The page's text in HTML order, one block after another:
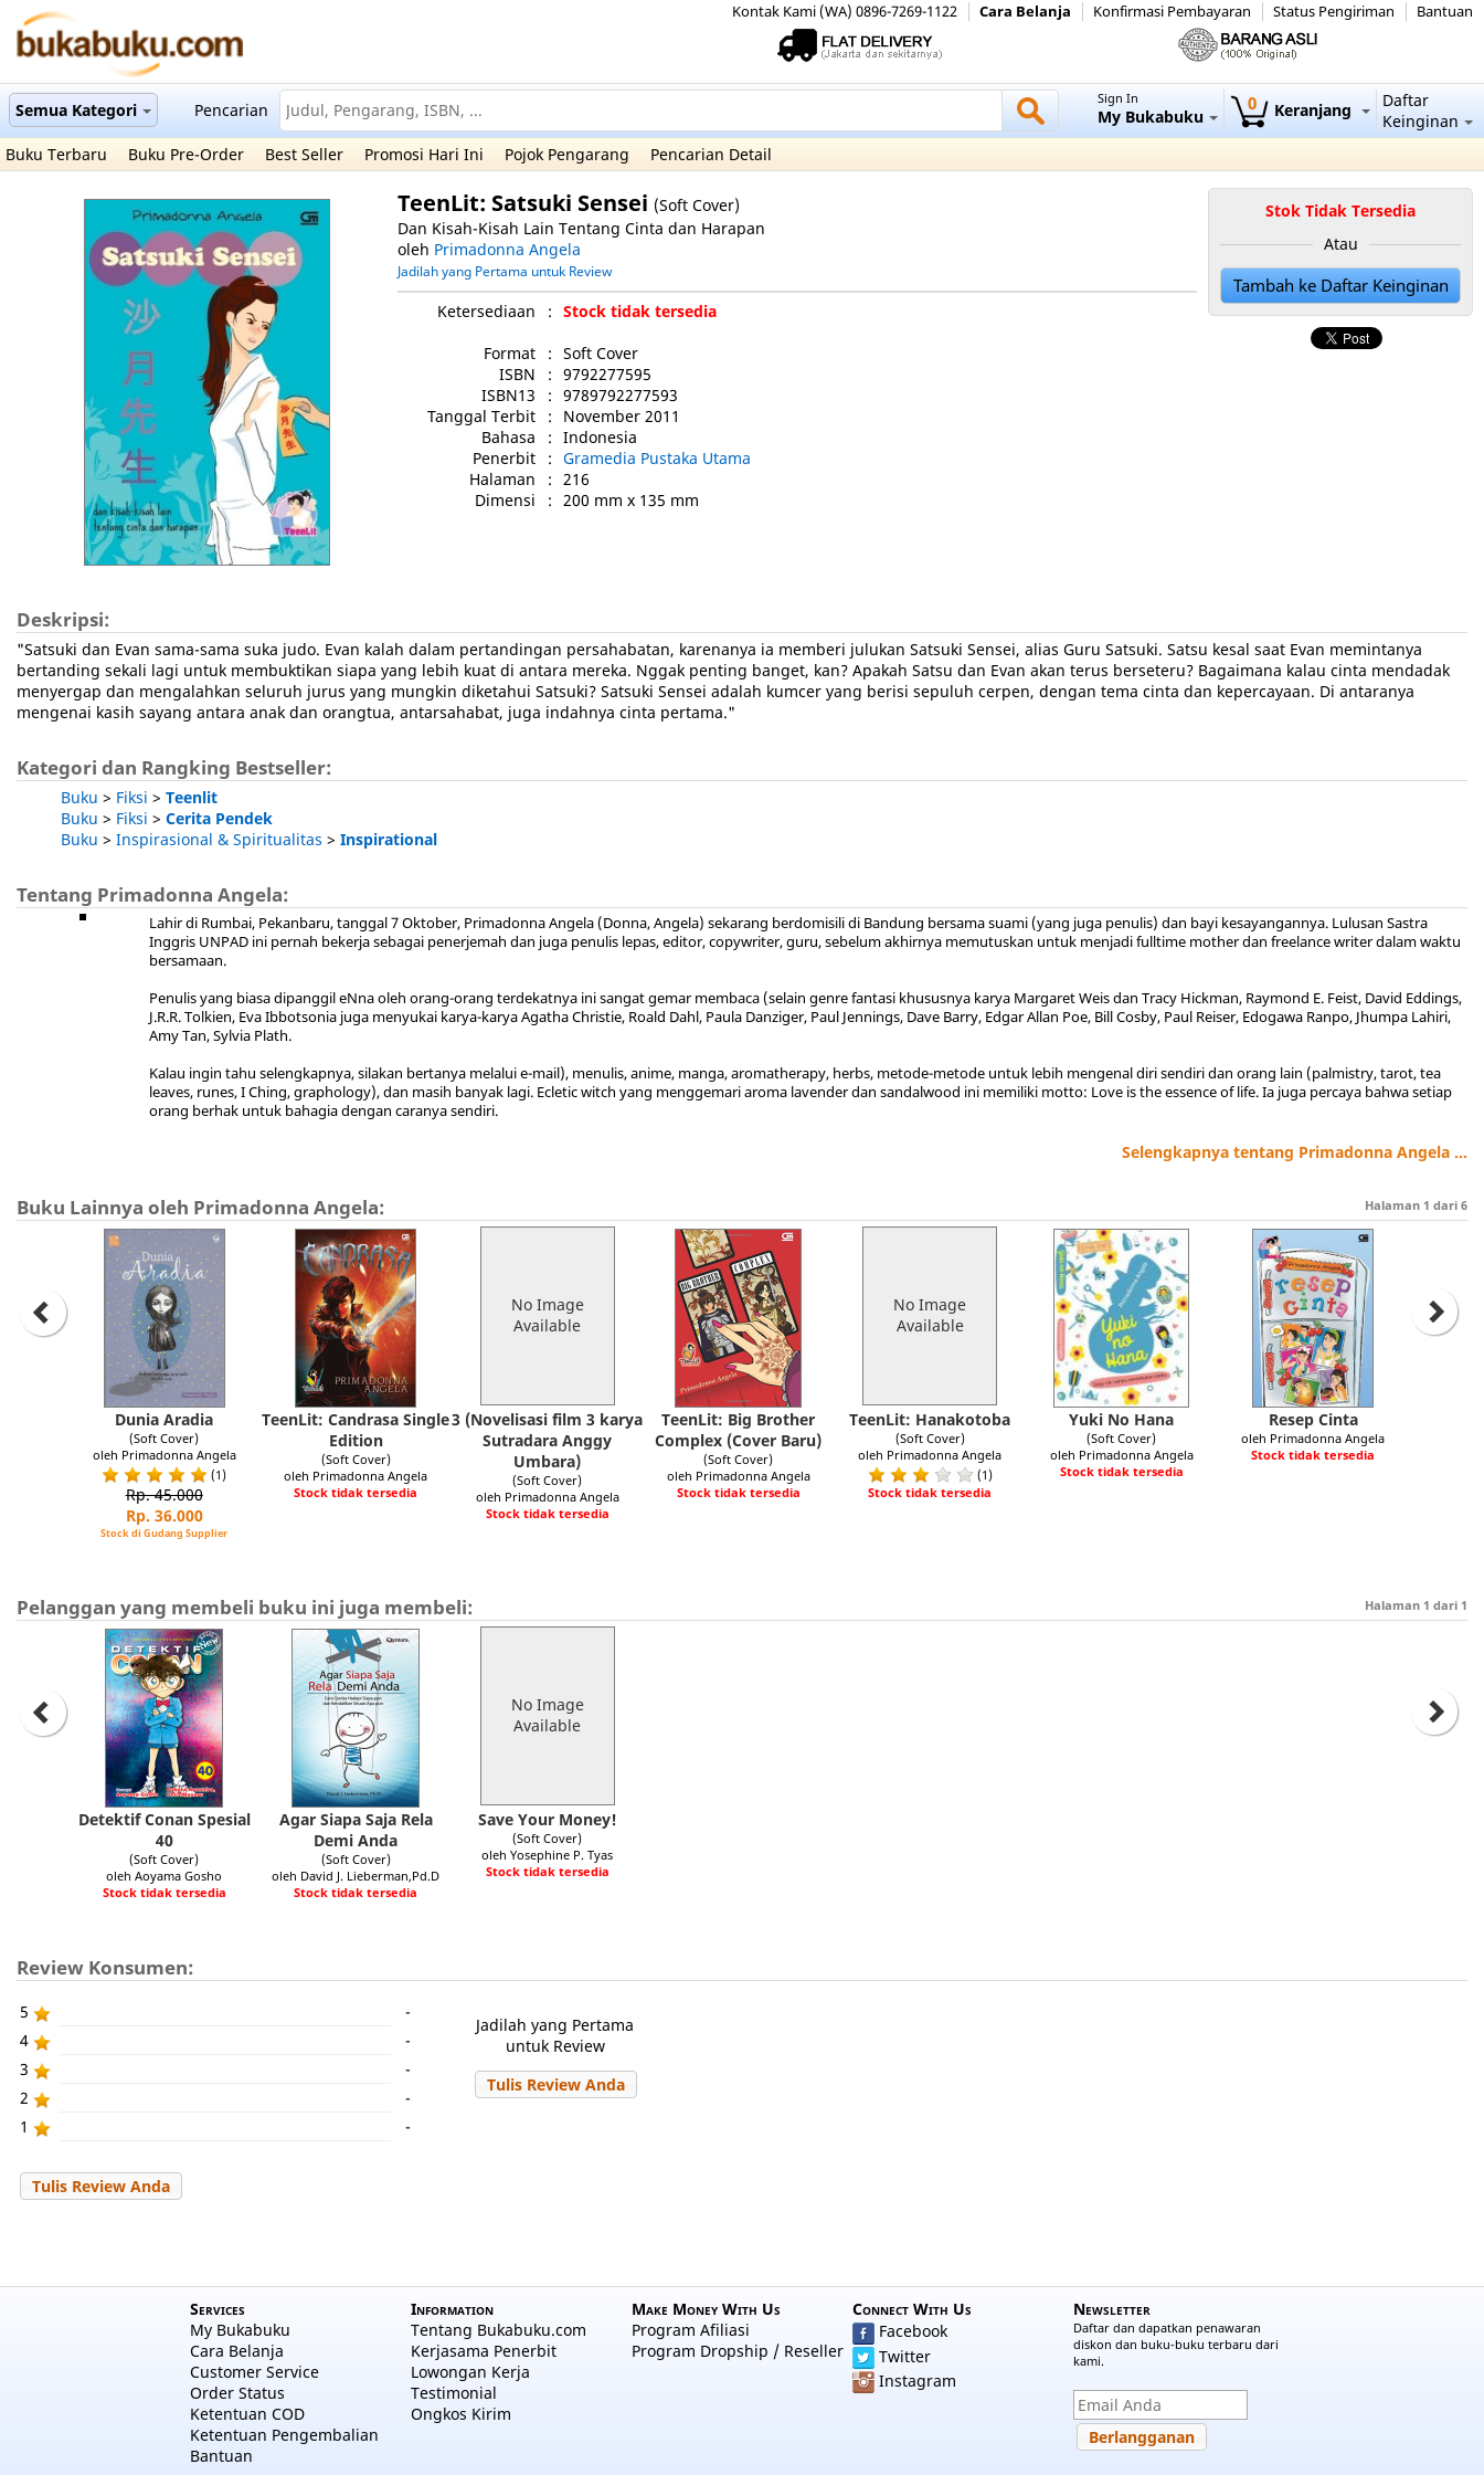
Kontak Kami (WA) 0896-7269-1122 Cara Belanja Konfirmasi Pembayaran Status Pengiriman Bantuan
Semua Kategori
Daftar
Keinginan
Pencarian 0 Keranjang
Sign In
My Bukabuku
Buku Terbaru
Buku Pre-Order Best Seller Promosi Hari Ini Pojok Pengarang Pencarian Detail
Stok Tidak Tersedia
Atau
Tambah ke Daftar Keinginan
TeenLit: Satsuki Sensei (Soft Cover)
Dan Kisah-Kisah Lain Tentang Cinta dan Harapan
oleh Primadonna Angela
Jadilah yang Pertama untuk Review
Ketersediaan : Stock tidak tersedia
Format
: Soft Cover
ISBN
: 9792277595
ISBN13
: 9789792277593
Tanggal Terbit
:
November 2011
Bahasa
: Indonesia
Penerbit
: Gramedia Pustaka Utama
Halaman
: 216
Dimensi
: 200 mm x 135 mm
Deskripsi:
"Satsuki dan Evan sama-sama suka judo. Evan kalah dalam pertandingan persahabatan, karenanya ia memberi julukan Satsuki Sensei, alias Guru Satsuki. Satsu kesal saat Evan memintanya
bertanding sekali lagi untuk membuktikan siapa yang lebih kuat di antara mereka. Nggak penting banget, kan? Apakah Satsu dan Evan akan terus berseteru? Bagaimana kalau cinta mendadak
menyergap dan mengalahkan seluruh jurus yang mungkin diketahui Satsuki? Satsuki Sensei adalah kumcer yang berisi sepuluh cerpen, dengan tema cinta dan kepercayaan. Di antaranya
mengenai kasih sayang antara anak dan orangtua, antarsahabat, juga indahnya cinta pertama."
Kategori dan Rangking Bestseller:
Buku > Fiksi > Teenlit
Buku > Fiksi > Cerita Pendek
Buku > Inspirasional & Spiritualitas > Inspirational
Tentang Primadonna Angela:
Lahir di Rumbai, Pekanbaru, tanggal 7 Oktober, Primadonna Angela (Donna, Angela) sekarang berdomisili di Bandung bersama suami (yang juga penulis) dan bayi kesayangannya. Lulusan Sastra
Inggris UNPAD ini pernah bekerja sebagai penerjemah dan juga penulis lepas, editor, copywriter, guru, sebelum akhirnya memutuskan untuk menjadi fulltime mother dan freelance writer dalam waktu
bersamaan.
Penulis yang biasa dipanggil eNna oleh orang-orang terdekatnya ini sangat gemar membaca (selain genre fantasi khususnya karya Margaret Weis dan Tracy Hickman, Raymond E. Feist, David Eddings,
J.R.R. Tolkien, Eva Ibbotsonia juga menyukai karya-karya Agatha Christie, Roald Dahl, Paula Danziger, Paul Jennings, Dave Barry, Edgar Allan Poe, Bill Cosby, Paul Reiser, Edogawa Ranpo, Jhumpa Lahiri,
Amy Tan, Sylvia Plath.
Kalau ingin tahu selengkapnya, silakan bertanya melalui e-mail), menulis, anime, manga, aromatherapy, herbs, metode-metode untuk lebih mengenal diri sendiri dan orang lain (palmistry, tarot, tea
leaves, runes, I Ching, graphology), dan masih banyak lagi. Ecletic witch yang menggemari aroma lavender dan sandalwood ini memiliki motto: Love is the essence of life. Ia juga percaya bahwa setiap
orang berhak untuk bahagia dengan caranya sendiri.
Selengkapnya tentang Primadonna Angela ...
Buku Lainnya oleh Primadonna Angela: Halaman 1 dari 6
Dunia Aradia
(Soft Cover)
oleh Primadonna Angela
(1)
Rp. 45.000
Rp. 36.000
Stock di Gudang Supplier
TeenLit: Candrasa Single
Edition
(Soft Cover)
oleh Primadonna Angela
Stock tidak tersedia
No Image
Available
3 (Novelisasi film 3 karya
Sutradara Anggy
Umbara)
(Soft Cover)
oleh Primadonna Angela
Stock tidak tersedia
TeenLit: Big Brother
Complex (Cover Baru)
(Soft Cover)
oleh Primadonna Angela
Stock tidak tersedia
No Image
Available
TeenLit: Hanakotoba
(Soft Cover)
oleh Primadonna Angela
(1)
Stock tidak tersedia
Yuki No Hana
(Soft Cover)
oleh Primadonna Angela
Stock tidak tersedia
Resep Cinta
oleh Primadonna Angela
Stock tidak tersedia
Pelanggan yang membeli buku ini juga membeli: Halaman 1 dari 1
Detektif Conan Spesial
40
(Soft Cover)
oleh Aoyama Gosho
Stock tidak tersedia
Agar Siapa Saja Rela
Demi Anda
(Soft Cover)
oleh David J. Lieberman,Pd.D
Stock tidak tersedia
No Image
Available
Save Your Money!
(Soft Cover)
oleh Yosephine P. Tyas
Stock tidak tersedia
Review Konsumen:
5
-
4
-
3
-
2
-
1
-
Jadilah yang Pertama
untuk Review
Tulis Review Anda
Tulis Review Anda
Services
My Bukabuku
Cara Belanja
Customer Service
Order Status
Ketentuan COD
Ketentuan Pengembalian
Bantuan
Information
Tentang Bukabuku.com
Kerjasama Penerbit
Lowongan Kerja
Testimonial
Ongkos Kirim
Make Money With Us
Program Afiliasi
Program Dropship / Reseller
Connect With Us
Facebook
Twitter
Instagram
Newsletter
Daftar dan dapatkan penawaran
diskon dan buku-buku terbaru dari
kami.
Berlangganan